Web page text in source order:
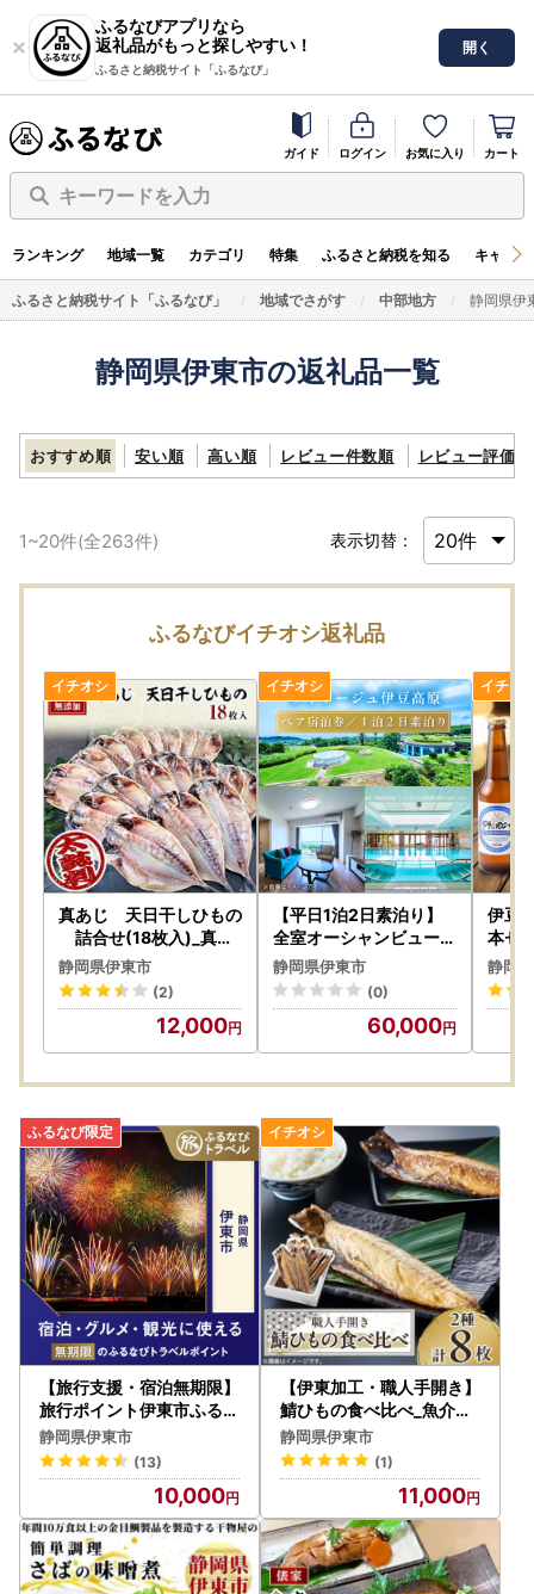
ふるなびアプリなら
返礼品がもっと探しやすい！
ふるさと納税サイト「ふるなび」
開く
ガイド ログイン お気に入り カート
キーワードを入力
ランキング 地域一覧 カテゴリ 特集 ふるさと納税を知る キャン
ふるさと納税サイト「ふるなび」 地域でさがす 中部地方 静岡県伊
静岡県伊東市の返礼品一覧
おすすめ順 安い順 高い順 レビュー件数順 レビュー評価順
1~20件(全263件) 表示切替：
ふるなびイチオシ返礼品
真あじ 天日干しひもの
詰合せ(18枚入)_真あ
じ 天日干し ひもの 詰め
合わせ_【配送不可地域
：離島】【1103648】
静岡県伊東市
(2)
12,000
【平日1泊2日素泊り】
全室オーシャンビュース
イート ヴィラージュ伊
豆高原 ペア宿泊券_オ
ーシャンビュー スイー
ト ヴィラージュ 伊豆高
原_【1044182】
静岡県伊東市
(0)
60,000
伊豆
本セ
ール
【配
【
静岡
【旅行支援・宿泊無期限】
旅行ポイント伊東市ふるな
びトラベルポイント
静岡県伊東市
(13)
10,000
【伊東加工・職人手開き】
鯖ひもの食べ比べ_魚介・
海産物 干物 _【配送不可地
域：離島】【1394359】
静岡県伊東市
(1)
11,000